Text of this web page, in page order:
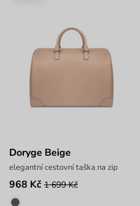
Doryge Beige
elegantní cestovní taška na zip
968 Kč 1 699 Kč